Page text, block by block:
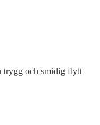
trygg och smidig flytt